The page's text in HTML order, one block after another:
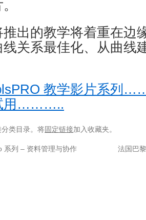
出的教学将着重在边
关系最佳化、从曲线
教学影片系列
用………..
类目录。将固定链接加入收藏夹。
系列 – 资料管理与协作 法国巴